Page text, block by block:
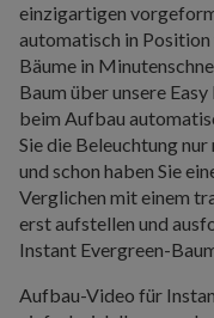
einzigartigen
automatisch in Position
Bäume in
Baum über unsere
beim Aufbau
Sie die Beleuchtung
und schon haben Sie
Verglichen mit einem
erst aufstellen und
Instant Evergreen-
Aufbau-Video für